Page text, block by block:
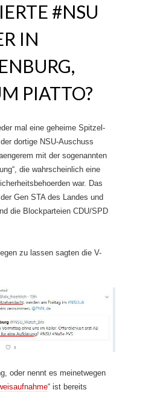
#NSU
IN
PIATTO?
mal eine geheime Spitzel-
dortige NSU-Auschuss
mit der sogenannten
die wahrscheinlich eine
war. Das
Gen STA des Landes und
die Blockparteien CDU/SPD
zu lassen sagten die V-
oder nennt es meinetwegen
“ ist bereits